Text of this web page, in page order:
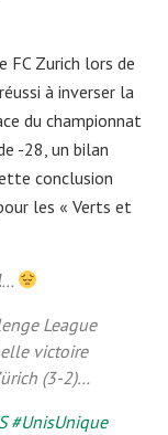
Zurich lors de
à inverser la
du championnat
-28, un bilan
conclusion
les « Verts et
League
victoire
(3-2)…
#UnisUnique